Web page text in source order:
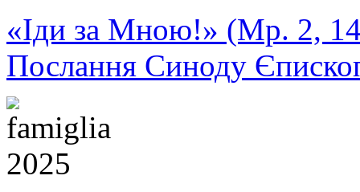
«Іди за Мною!» (Мр. 2,
Послання Синоду